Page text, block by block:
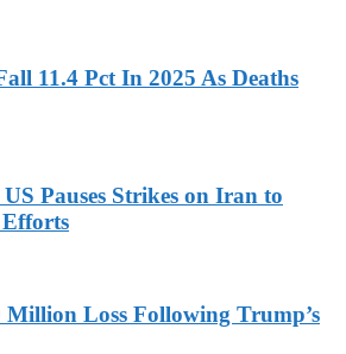
11.4 Pct In 2025 As Deaths
Pauses Strikes on Iran to
Million Loss Following Trump’s